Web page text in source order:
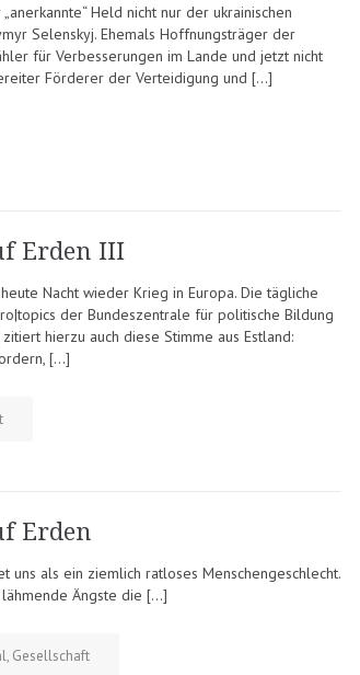
Held nicht nur der ukrainischen
Selenskyj. Ehemals Hoffnungsträger der
für Verbesserungen im Lande und jetzt nicht
Förderer der Verteidigung und […]
Erden III
Nacht wieder Krieg in Europa. Die tägliche
der Bundeszentrale für politische Bildung
hierzu auch diese Stimme aus Estland:
[…]
Erden
uns als ein ziemlich ratloses Menschengeschlecht.
Ängste die […]
, Gesellschaft